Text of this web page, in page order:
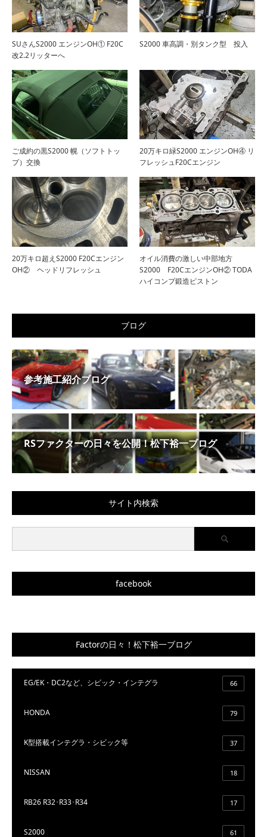
SUさんS2000 エンジンOH① F20C
改2.2リッターへ
S2000 車高調・別タンク型 投入
ご成約の黒S2000 幌（ソフトトッ
プ）交換
20万キロ緑S2000 エンジンOH④ リ
フレッシュF20Cエンジン
20万キロ超えS2000 F20Cエンジン
OH② ヘッドリフレッシュ
オイル消費の激しい中部地方
S2000 F20CエンジンOH② TODA
ハイコンプ鍛造ピストン
ブログ
参考施工紹介ブログ
RSファクターの日々を公開！松下裕一ブログ
サイト内検索
facebook
Factorの日々！松下裕一ブログ
EG/EK・DC2など、シビック・インテグラ 66
HONDA 79
K型搭載インテグラ・シビック等 37
NISSAN 18
RB26 R32･R33･R34 17
S2000 61